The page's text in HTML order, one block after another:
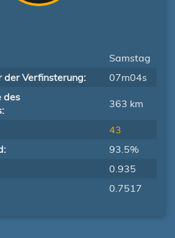
Samstag
der Verfinsterung:
07m04s
des
363 km
43
93.5%
0.935
0.7517